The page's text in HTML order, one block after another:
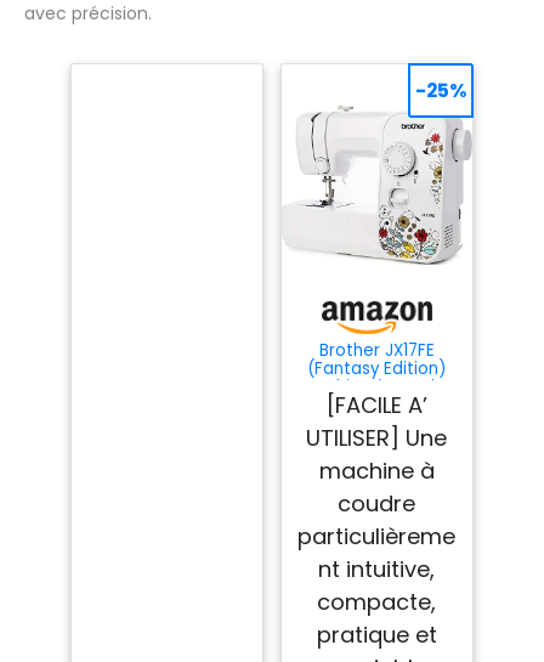
avec précision.
Brother JX17FE
(Fantasy Edition)
Machine à Coudre
électrique pour
Débutants,
Portable, 17 Points
différents, Couture
automatique,
points utiles,
élastiques et
décoratifs,
Multifonction
[FACILE A’
UTILISER] Une
machine à
coudre
particulièreme
nt intuitive,
compacte,
pratique et
-25%